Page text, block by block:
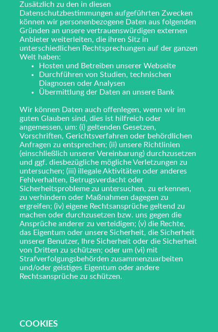
Zusätzlich zu den in diesen
Datenschutzbestimmungen aufgeführten Zwecken
können wir personenbezogene Daten aus folgenden
Gründen an unsere vertrauenswürdigen externen
Anbieter weiterleiten, die ihren Sitz in
unterschiedlichen Rechtsprechungen auf der ganzen
Welt haben:
Hosten und Betreiben unserer Webseite
Durchführen von Studien, technischen
Diagnosen oder Analysen
Übermittlung der Daten an unsere Bank
Wir können Daten auch offenlegen, wenn wir im
guten Glauben sind, dies ist hilfreich oder
angemessen, um: (i) geltenden Gesetzen,
Vorschriften, Gerichtsverfahren oder behördlichen
Anfragen zu entsprechen; (ii) unsere Richtlinien
(einschließlich unserer Vereinbarung) durchzusetzen
und ggf. diesbezügliche mögliche Verletzungen zu
untersuchen; (iii) illegale Aktivitäten oder anderes
Fehlverhalten, Betrugsverdacht oder
Sicherheitsprobleme zu untersuchen, zu erkennen,
zu verhindern oder Maßnahmen dagegen zu
ergreifen; (iv) eigene Rechtsansprüche geltend zu
machen oder durchzusetzen bzw. uns gegen die
Ansprüche anderer zu verteidigen; (v) die Rechte,
das Eigentum oder unsere Sicherheit, die Sicherheit
unserer Benutzer, Ihre Sicherheit oder die Sicherheit
von Dritten zu schützen; oder um (vi) mit
Strafverfolgungsbehörden zusammenzuarbeiten
und/oder geistiges Eigentum oder andere
Rechtsansprüche zu schützen.
COOKIES